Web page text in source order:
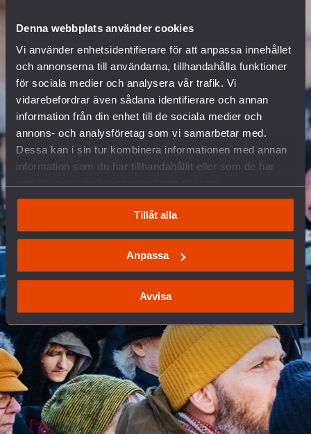
Denna webbplats använder cookies
Vi använder enhetsidentifierare för att anpassa innehållet
och annonserna till användarna, tillhandahålla funktioner
för sociala medier och analysera vår trafik. Vi
vidarebefordrar även sådana identifierare och annan
information från din enhet till de sociala medier och
annons- och analysföretag som vi samarbetar med.
Dessa kan i sin tur kombinera informationen med annan
information som du har tillhandahållit eller som de har
Tillåt alla
Anpassa
Avvisa